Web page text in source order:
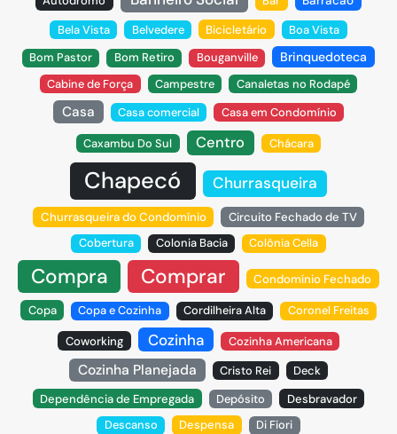
Bela Vista
Belvedere Bicicletário
Boa Vista
Bom Pastor
Bom Retiro Bouganville Brinquedoteca
Cabine de Força Campestre Canaletas no Rodapé
Casa Casa comercial Casa em Condomínio
Caxambu Do Sul Centro Chácara
Chapecó Churrasqueira
Churrasqueira do Condomínio
Circuito Fechado de TV
Cobertura
Colonia Bacia Colônia Cella
Compra Comprar Condomínio Fechado
Copa Copa e Cozinha Cordilheira Alta Coronel Freitas
Coworking Cozinha Cozinha Americana
Cozinha Planejada Cristo Rei
Deck
Dependência de Empregada
Depósito
Desbravador
Descanso
Despensa
Di Fiori